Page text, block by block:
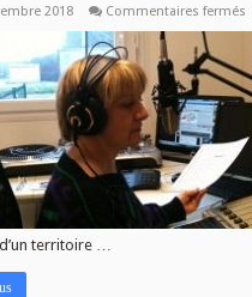
2018 Commentaires fermés
territoire …